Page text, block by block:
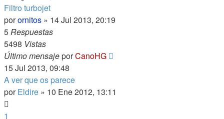
Filtro turbojet
porornitos » 14 Jul 2013, 20:19
5Respuestas
5498 Vistas
Último mensajeporCanoHG
15 Jul 2013, 09:48
A ver que os parece
porEldire » 10 Ene 2012, 13:11
1